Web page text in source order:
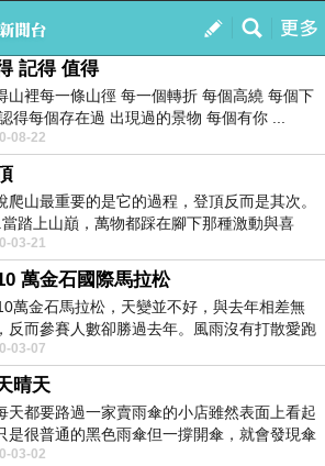
我的
訂閱
走去...
記得 值得
山裡每一條山徑 每一個轉折 每個高繞 每個下
得每個存在過 出現過的景物 每個有你 ...
08-22
爬山最重要的是它的過程，登頂反而是其次。
踏上山巔，萬物都踩在腳下那種激動與喜
相信是愛...
03-21
萬金石國際馬拉松
萬金石馬拉松，天變並不好，與去年相差無
反而參賽人數卻勝過去年。風雨沒有打散愛跑
心。本...
03-07
晴天
天都要路過一家賣雨傘的小店雖然表面上看起
是很普通的黑色雨傘但一撐開傘，就會發現傘
畫著 藍...
03-02